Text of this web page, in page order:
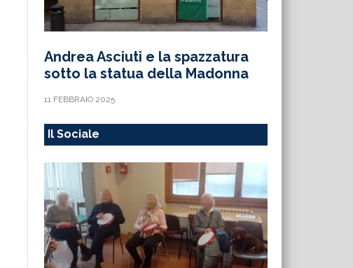
Andrea Asciuti e la spazzatura
sotto la statua della Madonna
11 FEBBRAIO 2025
Il Sociale